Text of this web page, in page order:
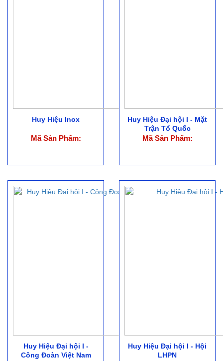
Huy Hiệu Inox
Mã Sản Phẩm:
Huy Hiệu Đại hội I - Mặt
Trận Tổ Quốc
Mã Sản Phẩm:
Huy Hiệu Đại hội I -
Công Đoàn Việt Nam
Huy Hiệu Đại hội I - Hội
LHPN